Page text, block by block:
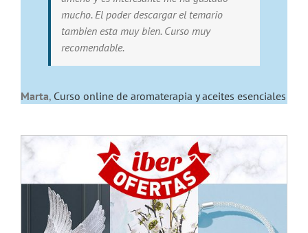
mucho. El poder descargar el temario
tambien esta muy bien. Curso muy
recomendable.
Marta, Curso online de aromaterapia y aceites esenciales